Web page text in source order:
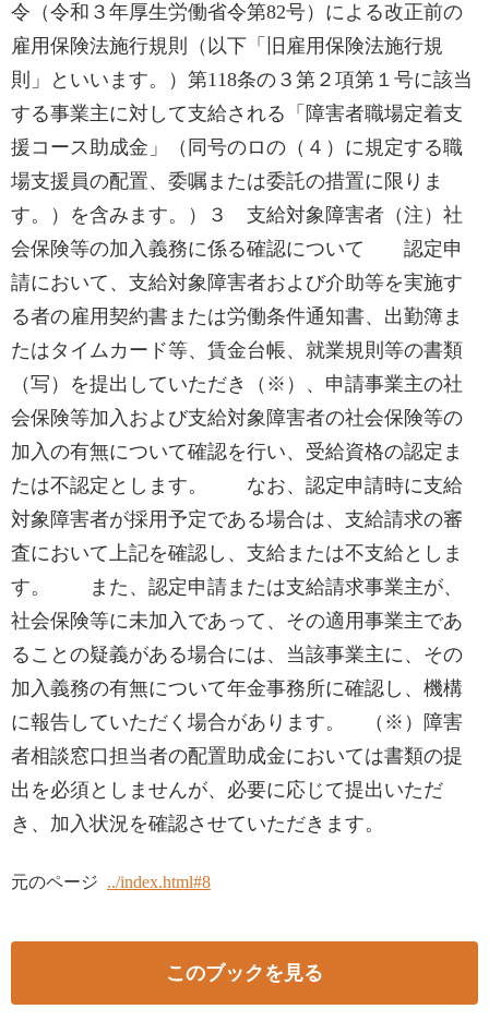
令（令和３年厚生労働省令第82号）による改正前の
雇用保険法施行規則（以下「旧雇用保険法施行規
則」といいます。）第118条の３第２項第１号に該当
する事業主に対して支給される「障害者職場定着支
援コース助成金」（同号のロの（４）に規定する職
場支援員の配置、委嘱または委託の措置に限りま
す。）を含みます。）３ 支給対象障害者（注）社
会保険等の加入義務に係る確認について 認定申
請において、支給対象障害者および介助等を実施す
る者の雇用契約書または労働条件通知書、出勤簿ま
たはタイムカード等、賃金台帳、就業規則等の書類
（写）を提出していただき（※）、申請事業主の社
会保険等加入および支給対象障害者の社会保険等の
加入の有無について確認を行い、受給資格の認定ま
たは不認定とします。 なお、認定申請時に支給
対象障害者が採用予定である場合は、支給請求の審
査において上記を確認し、支給または不支給としま
す。 また、認定申請または支給請求事業主が、
社会保険等に未加入であって、その適用事業主であ
ることの疑義がある場合には、当該事業主に、その
加入義務の有無について年金事務所に確認し、機構
に報告していただく場合があります。 （※）障害
者相談窓口担当者の配置助成金においては書類の提
出を必須としませんが、必要に応じて提出いただ
き、加入状況を確認させていただきます。
元のページ ../index.html#8
このブックを見る